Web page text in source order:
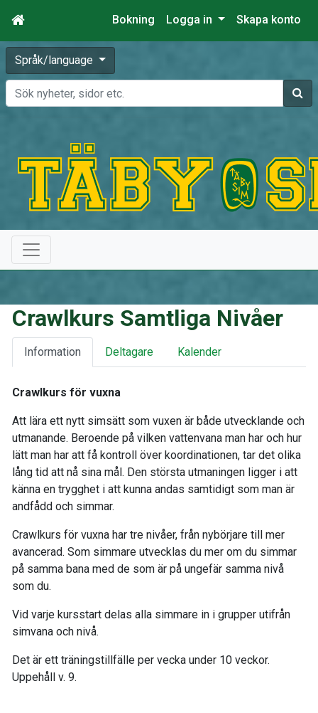
Bokning Logga in Skapa konto
Språk/language
Sök
Crawlkurs Samtliga Nivåer
Information Deltagare Kalender
Crawlkurs för vuxna
Att lära ett nytt simsätt som vuxen är både utvecklande och
utmanande. Beroende på vilken vattenvana man har och hur
lätt man har att få kontroll över koordinationen, tar det olika
lång tid att nå sina mål. Den största utmaningen ligger i att
känna en trygghet i att kunna andas samtidigt som man är
andfådd och simmar.
Crawlkurs för vuxna har tre nivåer, från nybörjare till mer
avancerad. Som simmare utvecklas du mer om du simmar
på samma bana med de som är på ungefär samma nivå
som du.
Vid varje kursstart delas alla simmare in i grupper utifrån
simvana och nivå.
Det är ett träningstillfälle per vecka under 10 veckor.
Uppehåll v. 9.